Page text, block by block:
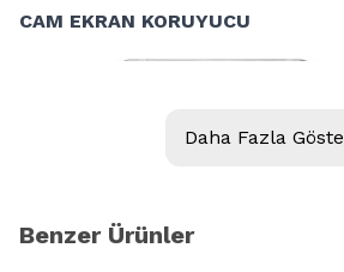
CAM EKRAN KORUYUCU
Daha Fazla
Benzer Ürünler